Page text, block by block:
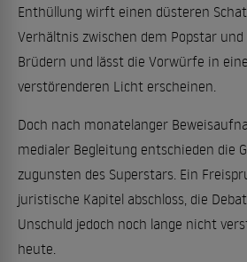
Enthüllung wirft einen düsteren
Verhältnis zwischen dem Popstar
Brüdern und lässt die Vorwürfe in
verstörenderen Licht erscheinen.
Doch nach monatelanger
medialer Begleitung entschieden die
zugunsten des Superstars. Ein
juristische Kapitel abschloss, die
Unschuld jedoch noch lange nicht
heute.